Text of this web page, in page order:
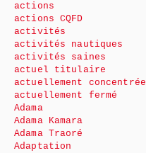
actions
actions CQFD
activités
activités nautiques
activités saines
actuel titulaire
actuellement concentrée
actuellement fermé
Adama
Adama Kamara
Adama Traoré
Adaptation